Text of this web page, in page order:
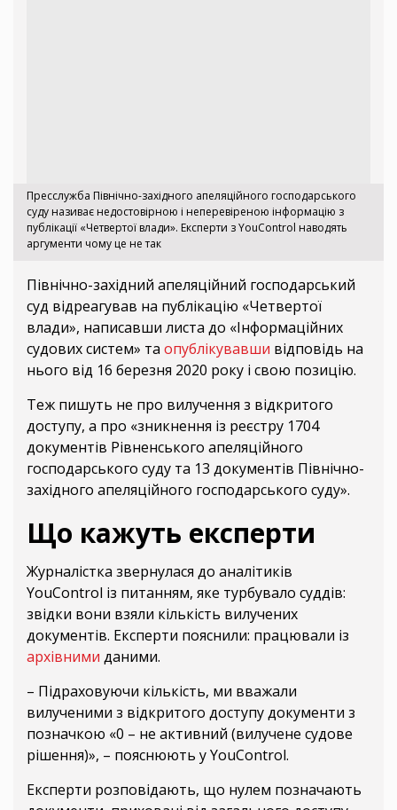
Пресслужба Північно-західного апеляційного господарського
суду називає недостовірною і неперевіреною інформацію з
публікації «Четвертої влади». Експерти з YouControl наводять
аргументи чому це не так
Північно-західний апеляційний господарський
суд відреагував на публікацію «Четвертої
влади», написавши листа до «Інформаційних
судових систем» та опублікувавши відповідь на
нього від 16 березня 2020 року і свою позицію.
Теж пишуть не про вилучення з відкритого
доступу, а про «зникнення із реєстру 1704
документів Рівненського апеляційного
господарського суду та 13 документів Північно-
західного апеляційного господарського суду».
Що кажуть експерти
Журналістка звернулася до аналітиків
YouControl із питанням, яке турбувало суддів:
звідки вони взяли кількість вилучених
документів. Експерти пояснили: працювали із
архівними даними.
– Підраховуючи кількість, ми вважали
вилученими з відкритого доступу документи з
позначкою «0 – не активний (вилучене судове
рішення)», – пояснюють у YouControl.
Експерти розповідають, що нулем позначають